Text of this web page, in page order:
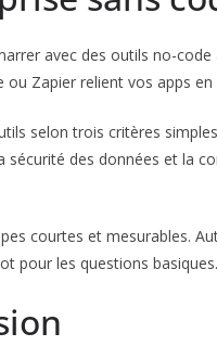
avec des outils no-
Zapier relient vos apps
selon trois critères
sécurité des données et la
courtes et mesurables.
pour les questions